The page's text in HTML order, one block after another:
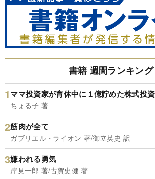
書籍 週間ランキング
ママ投資家が育休中に１億貯めた株式投資
ちょる子 著
筋肉が全て
ガブリエル・ライオン 著/御立英史 訳
嫌われる勇気
岸見一郎 著/古賀史健 著